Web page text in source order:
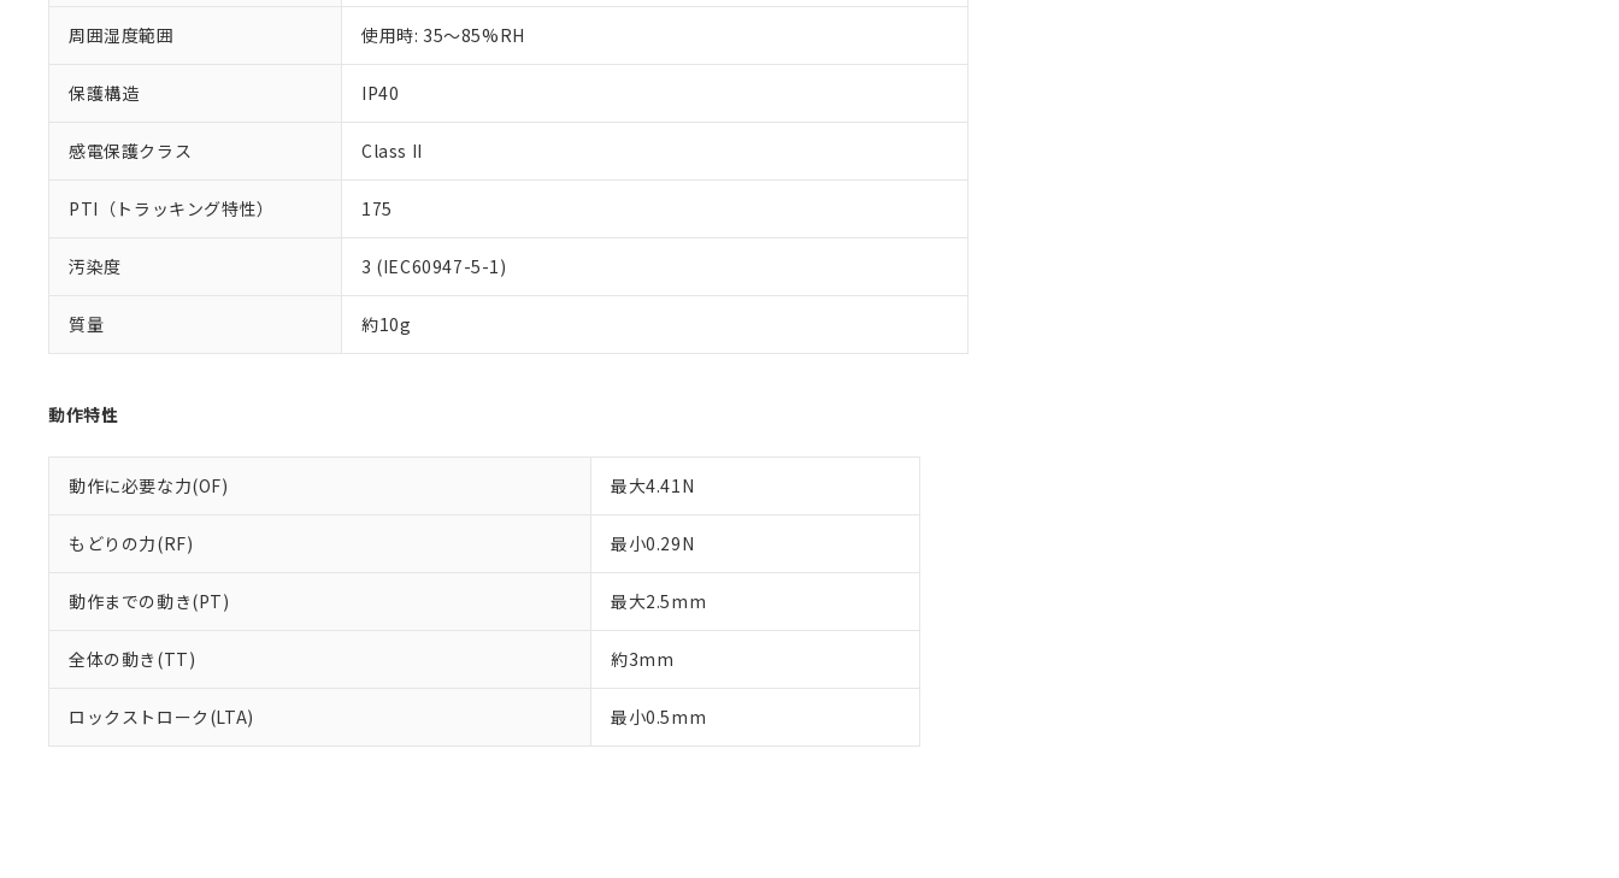
周囲湿度範囲 使用時: 35～85%RH
保護構造 IP40
感電保護クラス Class II
PTI（トラッキング特性） 175
汚染度 3 (IEC60947-5-1)
質量 約10g
動作特性
動作に必要な力(OF) 最大4.41N
もどりの力(RF) 最小0.29N
動作までの動き(PT) 最大2.5mm
全体の動き(TT) 約3mm
ロックストローク(LTA) 最小0.5mm
また、RoHS指令のフタル酸エステル類４物質の対応では、対応完了までの期間は出荷製品に未対応品が
混在することから備考欄に対応日を記載しておりました。
既に当社にて対応品への在庫切替を完了していることから、特段のことがない限り、2022年1月12日よ
り割愛しております。